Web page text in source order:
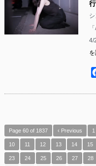
4/
Page 60 of 1837 ‹ Previous 1
10 11 12 13 14 15
23 24 25 26 27 28